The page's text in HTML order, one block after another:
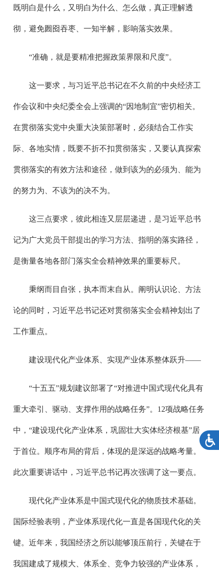
既明白是什么，又明白为什么、怎么做，真正理解透
彻，避免囫囵吞枣、一知半解，影响落实效果。
“准确，就是要精准把握政策界限和尺度”。
这一要求，与习近平总书记在不久前的中央经济工
作会议和中央纪委全会上强调的“因地制宜”密切相关。
在贯彻落实党中央重大决策部署时，必须结合工作实
际、各地实情，既要不折不扣贯彻落实，又要认真探索
贯彻落实的有效方法和途径，做到该为的必须为、能为
的努力为、不该为的决不为。
这三点要求，彼此相连又层层递进，是习近平总书
记为广大党员干部提出的学习方法、指明的落实路径，
是衡量各地各部门落实全会精神效果的重要标尺。
秉纲而目自张，执本而末自从。阐明认识论、方法
论的同时，习近平总书记还对贯彻落实全会精神划出了
工作重点。
建设现代化产业体系、实现产业体系整体跃升——
“十五五”规划建议部署了“对推进中国式现代化具有
重大牵引、驱动、支撑作用的战略任务”。12项战略任务
中，“建设现代化产业体系，巩固壮大实体经济根基”居
于首位。顺序布局的背后，体现的是深远的战略考量。
此次重要讲话中，习近平总书记再次强调了这一要点。
现代化产业体系是中国式现代化的物质技术基础。
国际经验表明，产业体系现代化一直是各国现代化的关
键。近年来，我国经济之所以能够顶压前行，关键在于
我国建成了规模大、体系全、竞争力较强的产业体系，